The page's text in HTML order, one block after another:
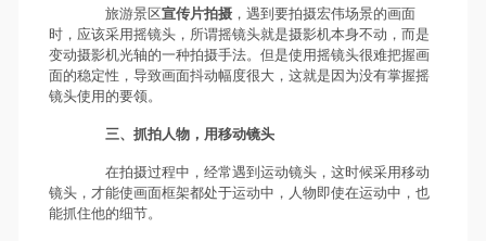
旅游景区宣传片拍摄，遇到要拍摄宏伟场景的画面
时，应该采用摇镜头，所谓摇镜头就是摄影机本身不动，而是
变动摄影机光轴的一种拍摄手法。但是使用摇镜头很难把握画
面的稳定性，导致画面抖动幅度很大，这就是因为没有掌握摇
镜头使用的要领。
三、抓拍人物，用移动镜头
在拍摄过程中，经常遇到运动镜头，这时候采用移动
镜头，才能使画面框架都处于运动中，人物即使在运动中，也
能抓住他的细节。